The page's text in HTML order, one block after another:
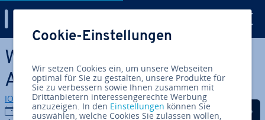
Zum Haupt­in­halt springen
Webalizer in­stal­lie­ren und
Apache-Weblogs ana­ly­sie­ren
IONOS Redaktion
22.06.2021
Auf Facebook teilen
Auf Twitter teilen
Auf LinkedIn
Cookie-Einstellungen
Wir setzen Cookies ein, um unsere Webseiten
optimal für Sie zu gestalten, unsere Produkte für
Sie zu verbessern sowie Ihnen zusammen mit
Drittanbietern interessengerechte Werbung
anzuzeigen. In den Einstellungen können Sie
auswählen, welche Cookies Sie zulassen wollen,